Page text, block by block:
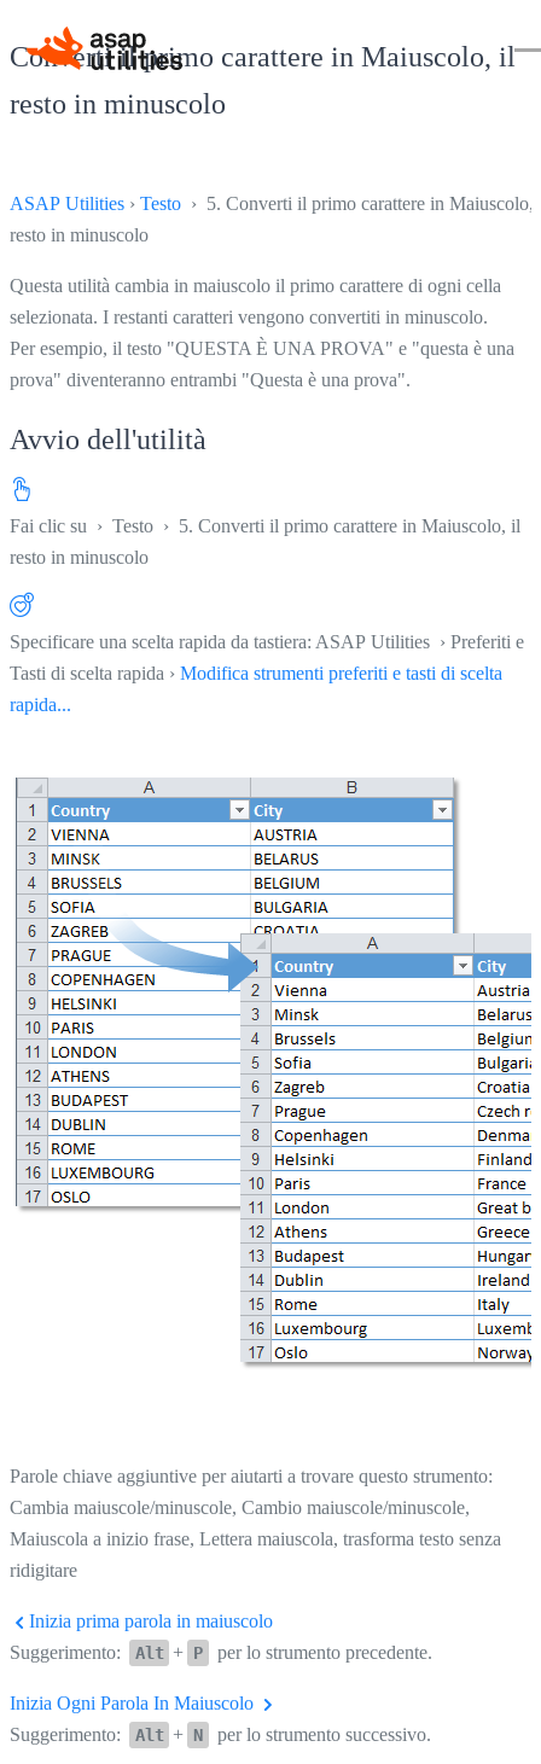
Converti il primo carattere in Maiuscolo, il
resto in minuscolo
ASAP Utilities › Testo › 5. Converti il primo carattere in Maiuscolo,
resto in minuscolo
Questa utilità cambia in maiuscolo il primo carattere di ogni cella
selezionata. I restanti caratteri vengono convertiti in minuscolo.
Per esempio, il testo "QUESTA È UNA PROVA" e "questa è una
prova" diventeranno entrambi "Questa è una prova".
Avvio dell'utilità
Fai clic su › Testo › 5. Converti il primo carattere in Maiuscolo, il
resto in minuscolo
Specificare una scelta rapida da tastiera: ASAP Utilities › Preferiti e
Tasti di scelta rapida › Modifica strumenti preferiti e tasti di scelta
rapida...
Parole chiave aggiuntive per aiutarti a trovare questo strumento:
Cambia maiuscole/minuscole, Cambio maiuscole/minuscole,
Maiuscola a inizio frase, Lettera maiuscola, trasforma testo senza
ridigitare
Inizia prima parola in maiuscolo
Suggerimento:
Alt + P per lo strumento precedente.
Inizia Ogni Parola In Maiuscolo
Suggerimento:
Alt + N per lo strumento successivo.